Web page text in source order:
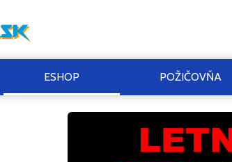
ESHOP POŽIČOVŇA